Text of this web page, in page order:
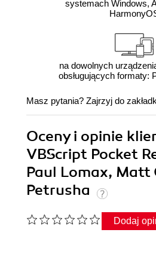
systemach Windows,
na dowolnych
obsługujących formaty:
Masz pytania? Zajrzyj do
Oceny i opinie
VBScript Pocket
Paul Lomax, Matt
Petrusha
Dodaj